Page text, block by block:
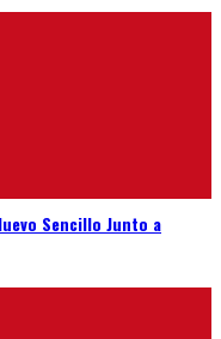
Sencillo Junto a